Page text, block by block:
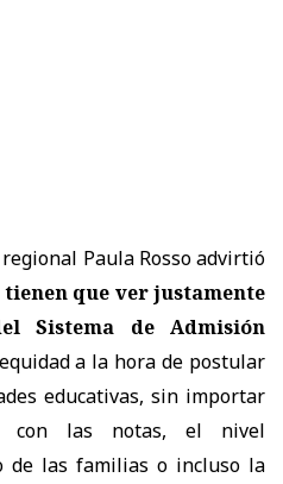
Paula Rosso advirtió
que ver justamente
Sistema de Admisión
a la hora de postular
educativas, sin importar
con las notas, el nivel
de las familias o incluso la